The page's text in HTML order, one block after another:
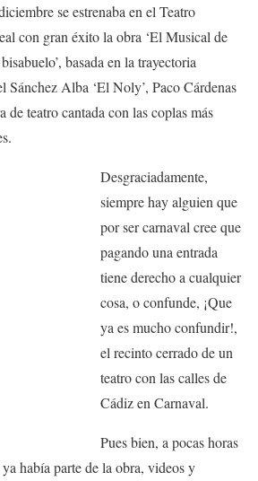
se estrenaba en el Teatro
con gran éxito la obra ‘El Musical de
basada en la trayectoria
Sánchez Alba ‘El Noly’, Paco Cárdenas
de teatro cantada con las coplas más
Desgraciadamente,
siempre hay alguien que
por ser carnaval cree que
pagando una entrada
tiene derecho a cualquier
cosa, o confunde, ¡Que
ya es mucho confundir!,
el recinto cerrado de un
teatro con las calles de
Cádiz en Carnaval.
Pues bien, a pocas horas
había parte de la obra, videos y